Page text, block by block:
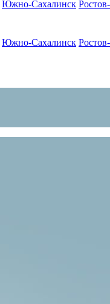
Южно-Сахалинск
Южно-Сахалинск